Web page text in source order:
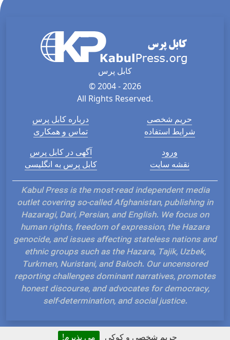
حریم شخصی و کوکی می پذیرم!
کابل پرس
© 2004 - 2026
All Rights Reserved.
درباره کابل پرس
تماس و همکاری
حریم شخصی
شرایط استفاده
آگهی در کابل پرس
کابل پرس به انگلیسی
ورود
نقشه سایت
Kabul Press is the most-read independent media
outlet covering so-called Afghanistan, publishing in
Hazaragi, Dari, Persian, and English. We focus on
human rights, freedom of expression, the Hazara
genocide, and issues affecting stateless nations and
ethnic groups such as the Hazara, Tajik, Uzbek,
Turkmen, Nuristani, and Baloch. Our uncensored
reporting challenges dominant narratives, promotes
honest discourse, and advocates for democracy,
self-determination, and social justice.